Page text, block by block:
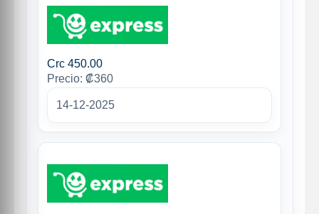
Crc 450.00
Precio: ₡360
14-12-2025